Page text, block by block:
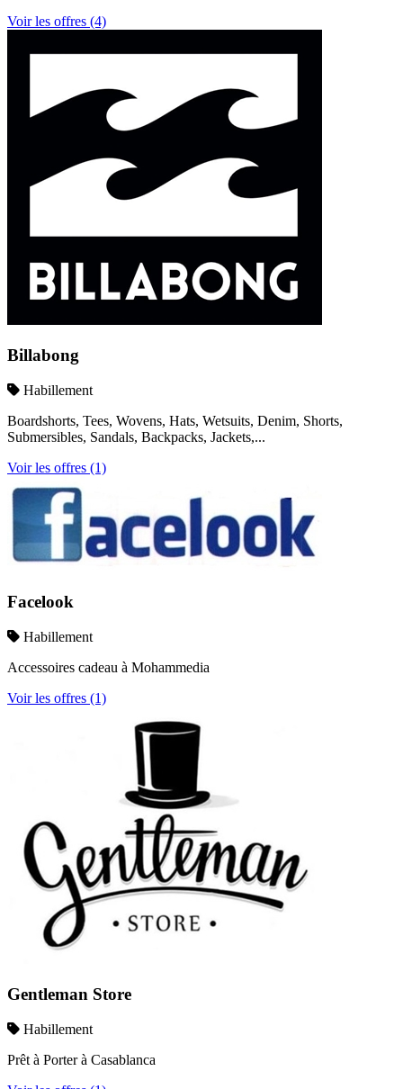
Voir les offres (4)
Billabong
Habillement
Boardshorts, Tees, Wovens, Hats, Wetsuits, Denim, Shorts,
Submersibles, Sandals, Backpacks, Jackets,...
Voir les offres (1)
Facelook
Habillement
Accessoires cadeau à Mohammedia
Voir les offres (1)
Gentleman Store
Habillement
Prêt à Porter à Casablanca